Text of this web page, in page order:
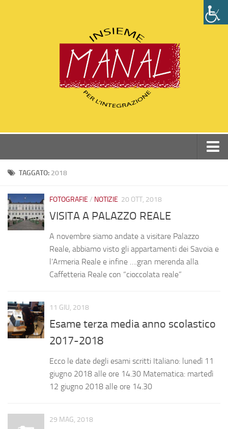
Perchè Manal
Statuto e Dati associazione
Le volontarie
La scuola
Calendario
Diventa volontario
Testimonianze
Fotografie
TAGGATO: 2018
FOTOGRAFIE / NOTIZIE 20 OTT, 2018
VISITA A PALAZZO REALE
A novembre siamo andate a visitare Palazzo
Reale, abbiamo visto gli appartamenti dei Savoia e
l’Armeria Reale e infine ….gran merenda alla
Caffetteria Reale con “cioccolata reale”
11 GIU, 2018
Esame terza media anno scolastico
2017-2018
Ecco le date degli esami scritti Italiano: lunedì 11
giugno 2018 alle ore 14.30 Matematica: martedì
12 giugno 2018 alle ore 14.30
29 MAG, 2018